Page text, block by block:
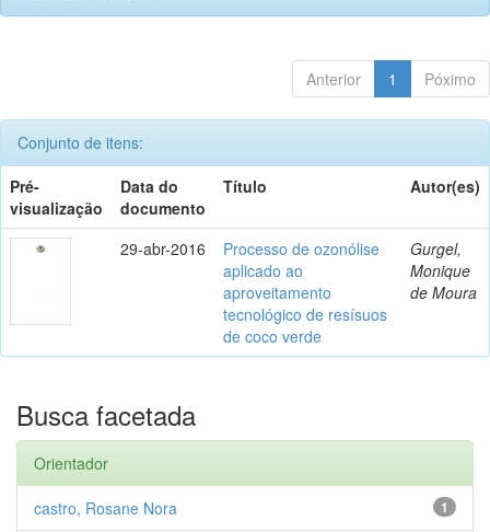
Anterior 1 Póximo
Conjunto de itens:
Pré-
visualização
Data do
documento
Título Autor(es)
29-abr-2016
Processo de ozonólise
aplicado ao
aproveitamento
tecnológico de resísuos
de coco verde
Gurgel,
Monique
de Moura
Busca facetada
Orientador
1
castro, Rosane Nora